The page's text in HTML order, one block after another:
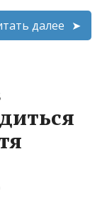
далее